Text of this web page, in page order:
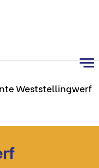
Weststellingwerf